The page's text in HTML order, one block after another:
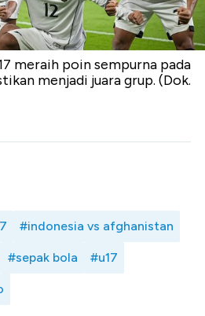
meraih poin sempurna pada
menjadi juara grup. (Dok.
#indonesia vs afghanistan
#sepak bola #u17